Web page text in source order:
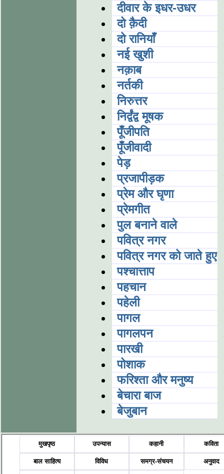
दीवार के इधर-उधर
दो क़ैदी
दो रानियाँ
नई खुशी
नक़ाब
नर्तकी
निरुत्तर
निर्द्वंद्व मूषक
पूँजीपति
पूँजीवादी
पेड़
प्रजापीड़क
प्रेम और घृणा
प्रेमगीत
पुल बनाने वाले
पवित्र नगर
पवित्र नगर को जाते हुए
पश्चात्ताप
पहचान
पहेली
पागल
पागलपन
पारखी
पोशाक
फरिश्ता और मनुष्य
बेचारा बाज
बेजुबान
मुखपृष्ठ उपन्यास कहानी कविता
बाल साहित्य विविध समग्र-संचयन अनुवाद